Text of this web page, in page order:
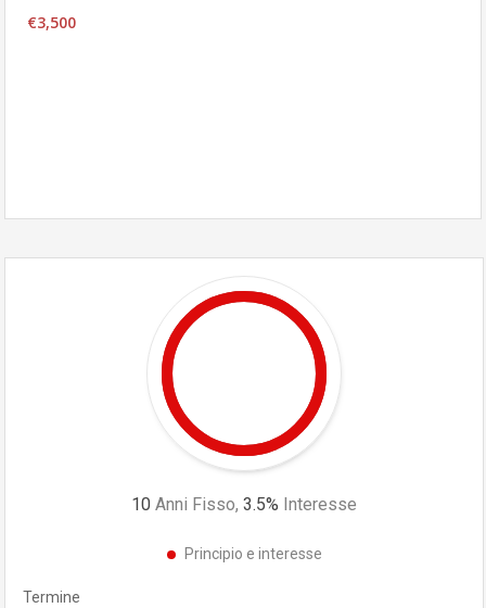
€3,500
10 Anni Fisso, 3.5% Interesse
Principio e interesse
Termine